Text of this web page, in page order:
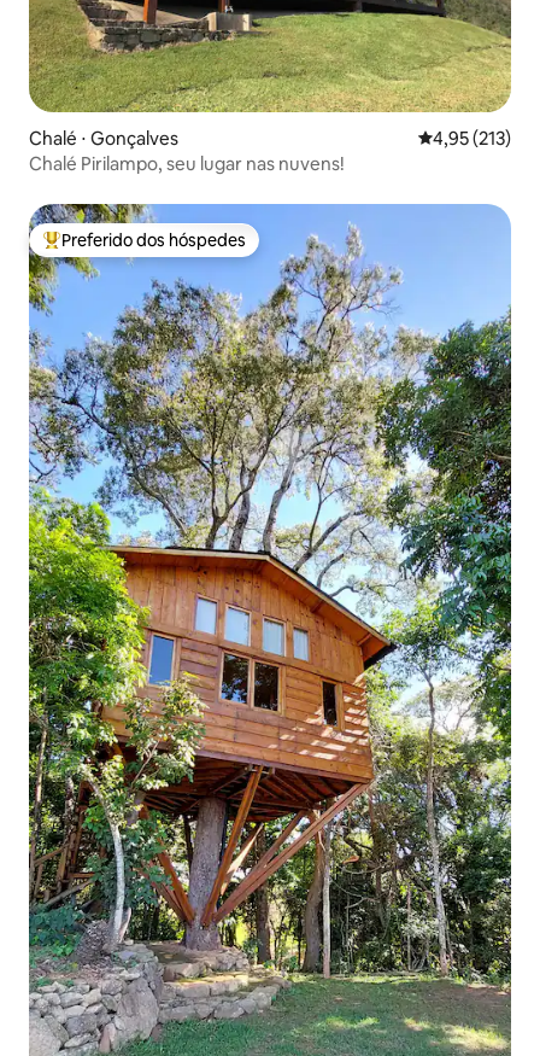
Chalé ⋅ Gonçalves 4,95 de uma
4,95 (213)
Chalé Pirilampo, seu lugar nas nuvens!
Entre os melhores preferidos dos hóspedes
Preferido dos hóspedes